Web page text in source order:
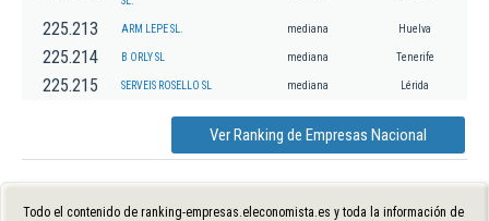
225.213 ARM LEPE SL. mediana Huelva
225.214 B ORLY SL mediana Tenerife
225.215 SERVEIS ROSELLO SL mediana Lérida
Ver Ranking de Empresas Nacional
Todo el contenido de ranking-empresas.eleconomista.es y toda la información de